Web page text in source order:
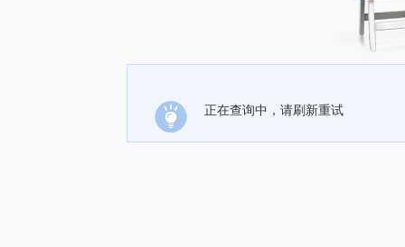
正在查询中，请刷新重试